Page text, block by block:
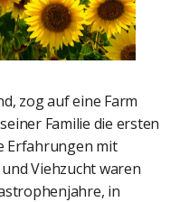
zog auf eine Farm
Familie die ersten
Erfahrungen mit
Viehzucht waren
in